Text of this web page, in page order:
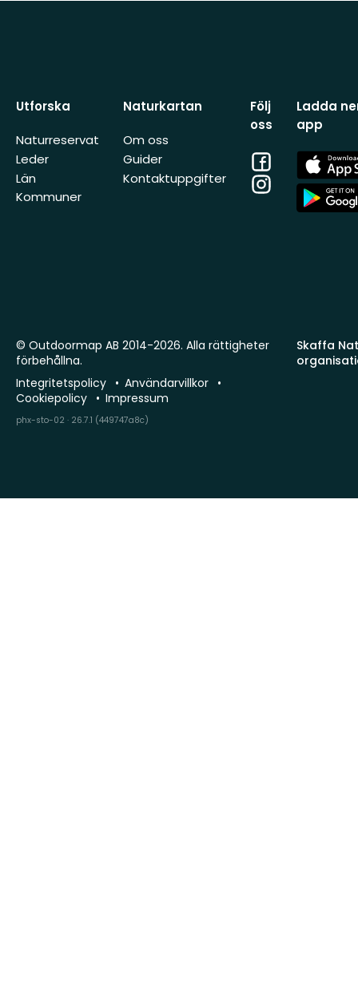
Utforska
Naturreservat
Leder
Län
Kommuner
Naturkartan
Om oss
Guider
Kontaktuppgifter
Följ
oss
Facebook
Instagram
Ladda
app
App
Store
App
Store
Skaffa
© Outdoormap AB 2014-2026. Alla rättigheter
förbehållna.
Integritetspolicy
Användarvillkor
Cookiepolicy
Impressum
phx-sto-02 · 26.7.1 (449747a8c)